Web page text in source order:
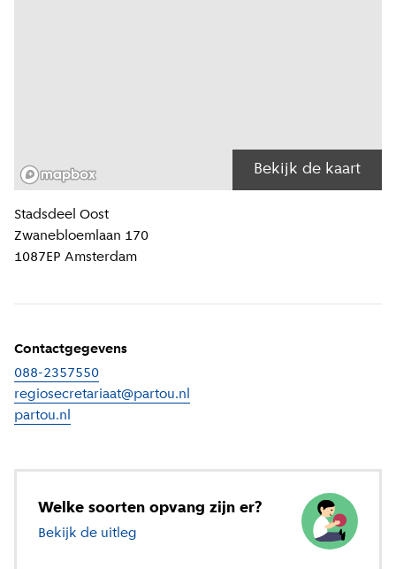
Bekijk de kaart
Locatiegegevens
Stadsdeel Oost
Zwanebloemlaan 170
1087EP Amsterdam
Contactgegevens
088-2357550
regiosecretariaat@partou.nl
partou.nl
Welke soorten opvang zijn er?
Bekijk de uitleg over verschillende soorten opvang